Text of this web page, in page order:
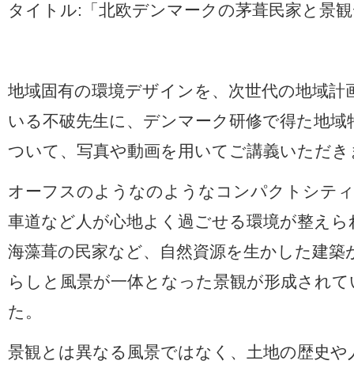
タイトル:「北欧デンマークの茅葺民家と景
地域固有の環境デザインを、次世代の地域
いる不破先生に、デンマーク研修で得た地
ついて、写真や動画を用いてご講義いただ
オーフスのようなのようなコンパクトシテ
車道など人が心地よく過ごせる環境が整え
海藻葺の民家など、自然資源を生かした建築
らしと風景が一体となった景観が形成され
た。
景観とは異なる風景ではなく、土地の歴史